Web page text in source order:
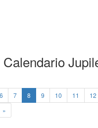
Calendario
6 7 8 9 10 11 12
»